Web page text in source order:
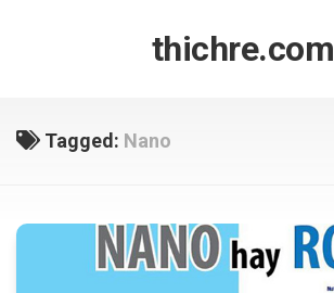
thichre.com
Tagged: Nano